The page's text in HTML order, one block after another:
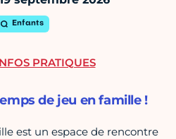
Enfants
de jeu en famille !
est un espace de rencontre
PRATIQUES